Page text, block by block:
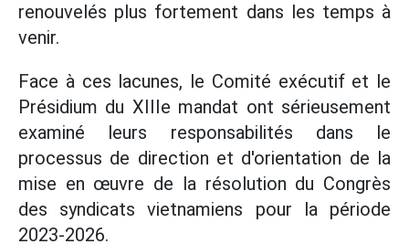
renouvelés plus fortement dans les temps à
venir.
Face à ces lacunes, le Comité exécutif et le
Présidium du XIIIe mandat ont sérieusement
examiné leurs responsabilités dans le
processus de direction et d'orientation de la
mise en œuvre de la résolution du Congrès
des syndicats vietnamiens pour la période
2023-2026.